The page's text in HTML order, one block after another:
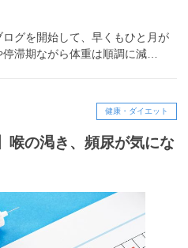
グを開始して、早くもひと月が
滞期ながら体重は順調に減…
健康・ダイエット
喉の渇き、頻尿が気にな